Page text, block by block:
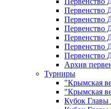
Первенство
Первенство
Первенство
Первенство
Первенство
Первенство
Архив
Турниры
"Крымская
"Крымская
Кубок Главы